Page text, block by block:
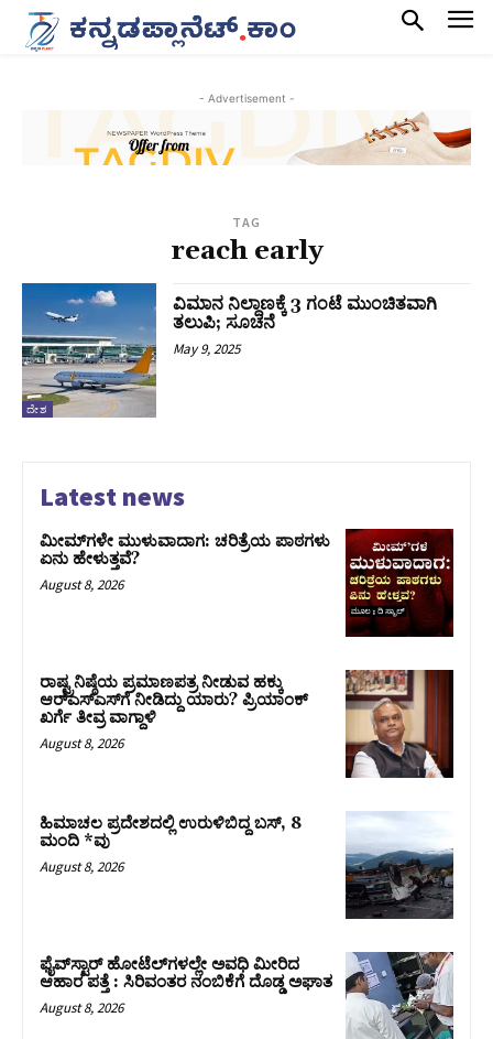
- Advertisement -
TAG
reach early
ದೇಶ
ವಿಮಾನ ನಿಲ್ದಾಣಕ್ಕೆ 3 ಗಂಟೆ ಮುಂಚಿತವಾಗಿ
ತಲುಪಿ; ಸೂಚನೆ
May 9, 2025
Latest news
ಮೀಮ್‌ಗಳೇ ಮುಳುವಾದಾಗ: ಚರಿತ್ರೆಯ ಪಾಠಗಳು
ಏನು ಹೇಳುತ್ತವೆ?
August 8, 2026
ರಾಷ್ಟ್ರನಿಷ್ಠೆಯ ಪ್ರಮಾಣಪತ್ರ ನೀಡುವ ಹಕ್ಕು
ಆರ್‌ಎಸ್‌ಎಸ್‌ಗೆ ನೀಡಿದ್ದು ಯಾರು? ಪ್ರಿಯಾಂಕ್
ಖರ್ಗೆ ತೀವ್ರ ವಾಗ್ದಾಳಿ
August 8, 2026
ಹಿಮಾಚಲ ಪ್ರದೇಶದಲ್ಲಿ ಉರುಳಿಬಿದ್ದ ಬಸ್‌, 8
ಮಂದಿ *ವು
August 8, 2026
ಫೈವ್‌ಸ್ಟಾರ್ ಹೋಟೆಲ್‌ಗಳಲ್ಲೇ ಅವಧಿ ಮೀರಿದ
ಆಹಾರ ಪತ್ತೆ : ಸಿರಿವಂತರ ನಂಬಿಕೆಗೆ ದೊಡ್ಡ ಅಘಾತ
August 8, 2026